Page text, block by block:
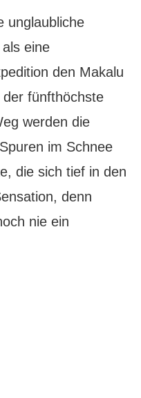
unglaubliche
eine
den Makalu
fünfthöchste
werden die
im Schnee
die sich tief in den
denn
nie ein